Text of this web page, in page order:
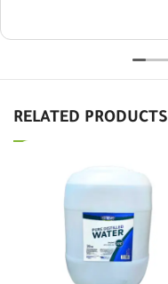
RELATED PRODUCTS